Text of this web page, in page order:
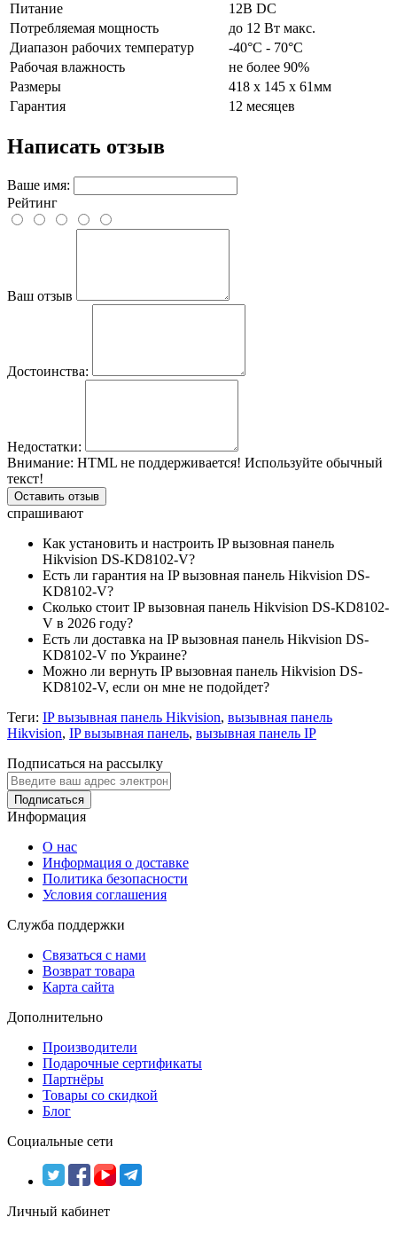
Питание
12В DC
Потребляемая мощность
до 12 Вт макс.
Диапазон рабочих температур
-40°С - 70°С
Рабочая влажность
не более 90%
Размеры
418 х 145 x 61мм
Гарантия
12 месяцев
Написать отзыв
Ваше имя:
Рейтинг
Ваш отзыв
Достоинства:
Недостатки:
Внимание: HTML не поддерживается! Используйте обычный
текст!
Оставить отзыв
спрашивают
Как установить и настроить IP вызовная панель
Hikvision DS-KD8102-V?
Есть ли гарантия на IP вызовная панель Hikvision DS-
KD8102-V?
Сколько стоит IP вызовная панель Hikvision DS-KD8102-
V в 2026 году?
Есть ли доставка на IP вызовная панель Hikvision DS-
KD8102-V по Украине?
Можно ли вернуть IP вызовная панель Hikvision DS-
KD8102-V, если он мне не подойдет?
Теги: IP вызывная панель Hikvision, вызывная панель
Hikvision, IP вызывная панель, вызывная панель IP
Подписаться на рассылку
Подписаться
Информация
О нас
Информация о доставке
Политика безопасности
Условия соглашения
Служба поддержки
Связаться с нами
Возврат товара
Карта сайта
Дополнительно
Производители
Подарочные сертификаты
Партнёры
Товары со скидкой
Блог
Социальные сети
Личный кабинет